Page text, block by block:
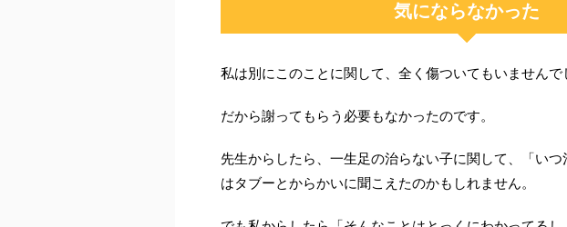
気にならなかった
私は別にこのことに関して、全く傷ついてもいませんで
だから謝ってもらう必要もなかったのです。
先生からしたら、一生足の治らない子に関して、「い
はタブーとからかいに聞こえたのかもしれません。